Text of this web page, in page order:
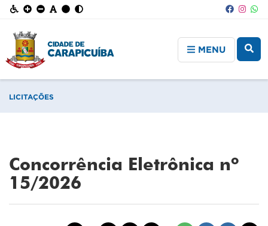
MENU
LICITAÇÕES
Concorrência Eletrônica nº
15/2026